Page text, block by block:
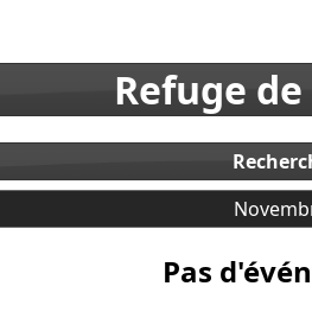
Refuge
Pas